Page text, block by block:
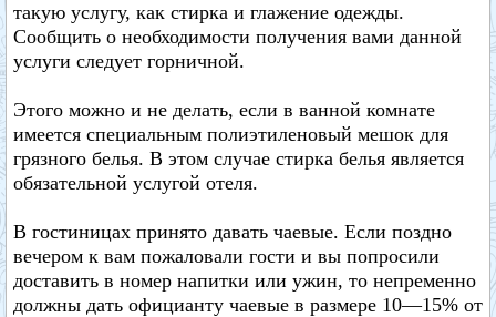
такую услугу, как стирка и глажение одежды.
Сообщить о необходимости получения вами данной
услуги следует горничной.
Этого можно и не делать, если в ванной комнате
имеется специальным полиэтиленовый мешок для
грязного белья. В этом случае стирка белья является
обязательной услугой отеля.
В гостиницах принято давать чаевые. Если поздно
вечером к вам пожаловали гости и вы попросили
доставить в номер напитки или ужин, то непременно
должны дать официанту чаевые в размере 10—15% от